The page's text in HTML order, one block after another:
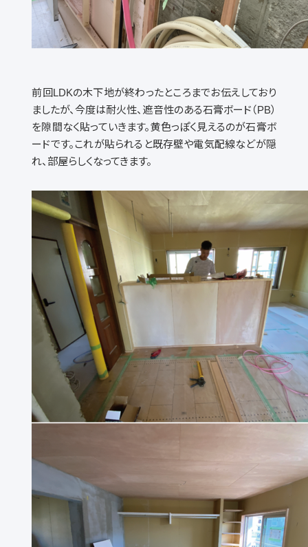
前回LDKの木下地が終わったところまでお伝えしており
ましたが、今度は耐火性、遮音性のある石膏ボード（PB）
を隙間なく貼っていきます。黄色っぽく見えるのが石膏ボ
ードです。これが貼られると既存壁や電気配線などが隠
れ、部屋らしくなってきます。